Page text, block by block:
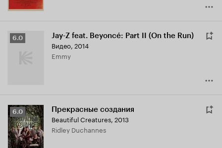
Рейтинг
6.0 Jay-Z feat. Beyoncé: Part II (On the Run)
Видео, 2014
Emmy
Рейтинг
Кинопоиска
6.0
6.0 Прекрасные создания
Beautiful Creatures, 2013
Ridley Duchannes